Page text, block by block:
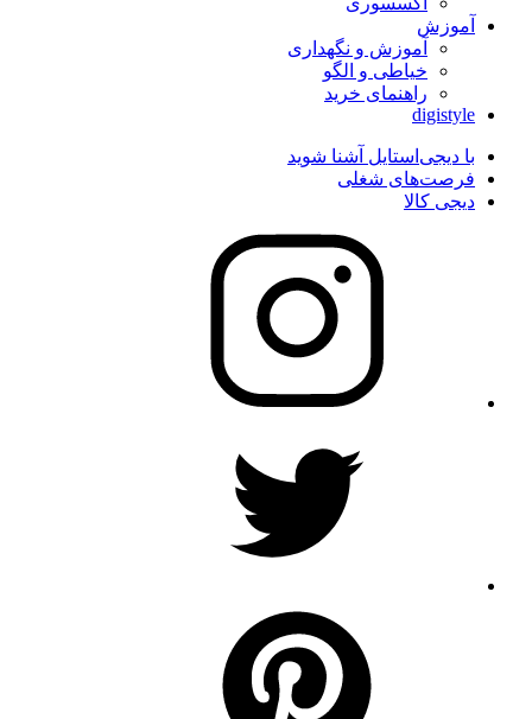
آموزش
آموزش و نگهداری
خیاطی و الگو
راهنمای خرید
digistyle
با دیجی‌استایل آشنا شوید
فرصت‌های شغلی
دیجی کالا